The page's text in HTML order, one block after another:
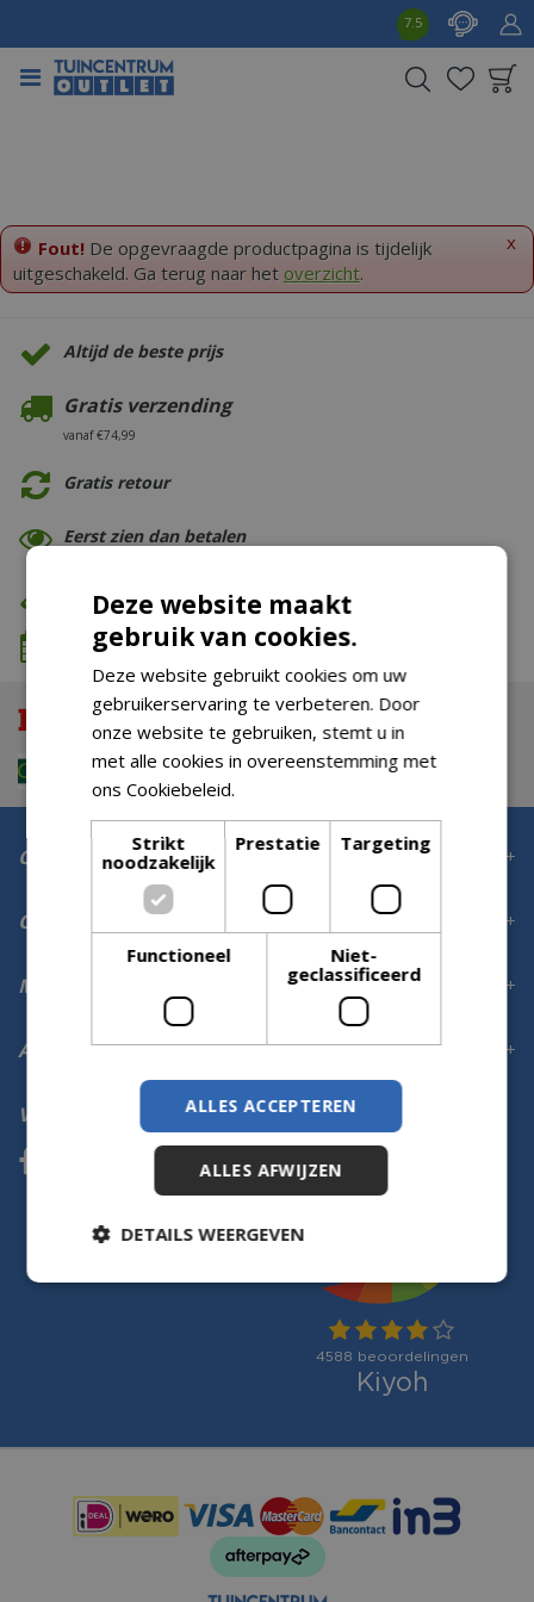
t
n
7.5
x
Fout! De opgevraagde productpagina is tijdelijk
uitgeschakeld. Ga terug naar het overzicht.
Altijd de beste prijs
Gratis verzending
vanaf €74,99
Gratis retour
Eerst zien dan betalen
Eigen bezorg- & installatieservice
We komen wanneer het jou uitkomt
Contact
Volg ons
Openingstijden
Meer informatie
Aanmelden voor digitale nieuwsbrief
Deze website maakt
gebruik van cookies.
Deze website gebruikt cookies om uw
gebruikerservaring te verbeteren. Door
onze website te gebruiken, stemt u in
met alle cookies in overeenstemming met
ons Cookiebeleid.
Strikt
noodzakelijk
Prestatie Targeting
Functioneel
Niet-
geclassificeerd
ALLES ACCEPTEREN
ALLES AFWIJZEN
DETAILS WEERGEVEN